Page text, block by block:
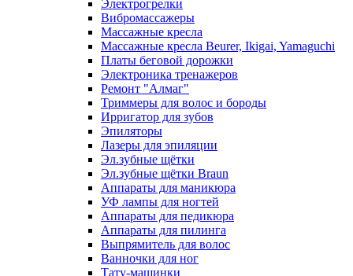
Электрогрелки
Вибромассажеры
Массажные кресла
Массажные кресла Beurer, Ikigai, Yamaguchi
Платы беговой дорожки
Электроника тренажеров
Ремонт "Алмаг"
Триммеры для волос и бороды
Ирригатор для зубов
Эпиляторы
Лазеры для эпиляции
Эл.зубные щётки
Эл.зубные щётки Braun
Аппараты для маникюра
УФ лампы для ногтей
Аппараты для педикюра
Аппараты для пилинга
Выпрямитель для волос
Ванночки для ног
Тату-машинки